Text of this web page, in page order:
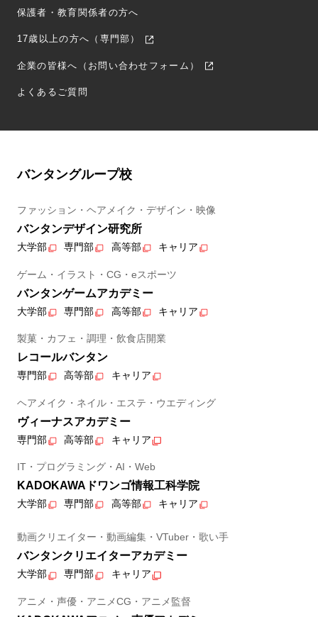
保護者・教育関係者の方へ
17歳以上の方へ（専門部）
企業の皆様へ（お問い合わせフォーム）
よくあるご質問
バンタングループ校
ファッション・ヘアメイク・デザイン・映像
バンタンデザイン研究所
大学部 専門部 高等部 キャリア
ゲーム・イラスト・CG・eスポーツ
バンタンゲームアカデミー
大学部 専門部 高等部 キャリア
製菓・カフェ・調理・飲食店開業
レコールバンタン
専門部 高等部 キャリア
ヘアメイク・ネイル・エステ・ウエディング
ヴィーナスアカデミー
専門部 高等部 キャリア
IT・プログラミング・AI・Web
KADOKAWAドワンゴ情報工科学院
大学部 専門部 高等部 キャリア
動画クリエイター・動画編集・VTuber・歌い手
バンタンクリエイターアカデミー
大学部 専門部 キャリア
アニメ・声優・アニメCG・アニメ監督